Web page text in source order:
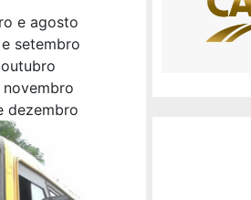
e agosto
setembro
dezembro